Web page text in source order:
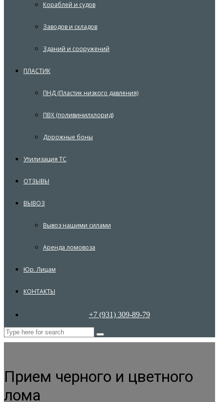
Кораблей и судов
Заводов и складов
Зданий и сооружений
ПЛАСТИК
ПНД (Пластик низкого давления)
ПВХ (поливинилхлорид)
Дорожные боны
Утилизация ТС
ОТЗЫВЫ
ВЫВОЗ
Вывоз нашими силами
Аренда ломовоза
Юр. Лицам
КОНТАКТЫ
+7 (931) 309-89-79
Прием черного и цветного
лома